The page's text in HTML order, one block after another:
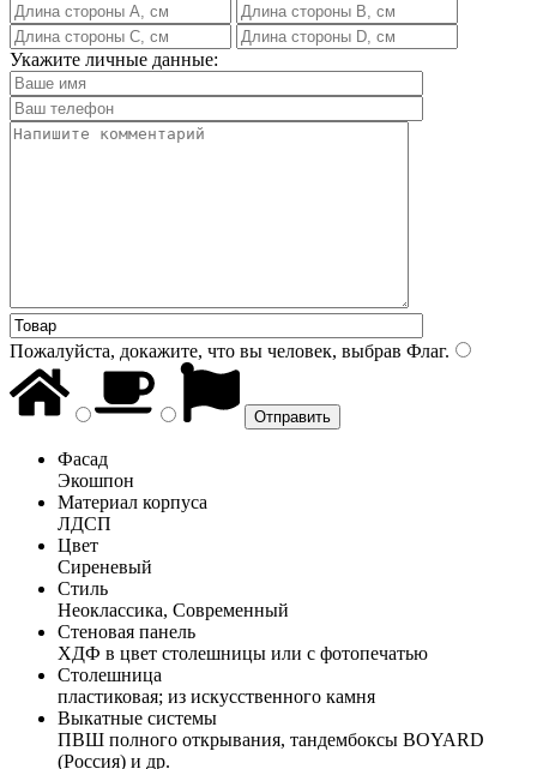
Укажите личные данные:
Пожалуйста, докажите, что вы человек, выбрав Флаг.
Фасад
Экошпон
Материал корпуса
ЛДСП
Цвет
Сиреневый
Стиль
Неоклассика, Современный
Стеновая панель
ХДФ в цвет столешницы или с фотопечатью
Столешница
пластиковая; из искусственного камня
Выкатные системы
ПВШ полного открывания, тандембоксы BOYARD
(Россия) и др.